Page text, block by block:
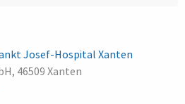
Josef-Hospital Xanten
46509 Xanten